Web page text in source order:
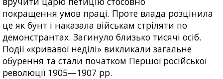
покращення умов праці. Проте влада розцінила
це як бунт і наказала військам стріляти по
демонстрантах. Загинуло близько тисячі осіб.
Події «кривавої неділі» викликали загальне
обурення та стали початком Першої російської
революції 1905—1907 рр.